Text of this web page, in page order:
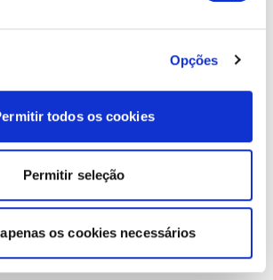
Opções
todos os cookies
Permitir seleção
os cookies necessários